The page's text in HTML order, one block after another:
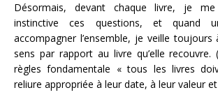
Désormais, devant chaque livre, je
instinctive ces questions, et quand
accompagner l’ensemble, je veille toujours
sens par rapport au livre qu’elle recouvre.
règles fondamentale « tous les livres
reliure appropriée à leur date, à leur valeur